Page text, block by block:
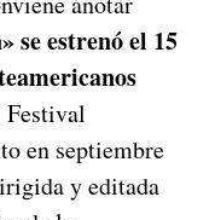
se estrenó el 15
Festival
en septiembre
y editada